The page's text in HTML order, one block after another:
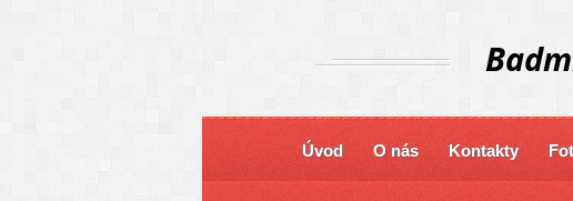
Úvod O nás Kontakty